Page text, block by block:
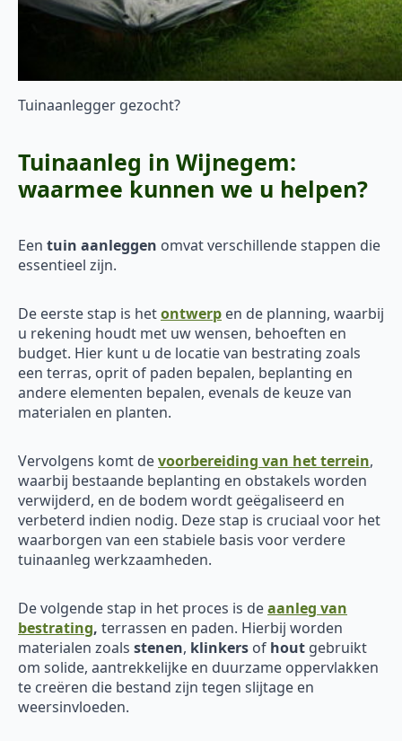
Tuinaanlegger gezocht?
Tuinaanleg in Wijnegem:
waarmee kunnen we u helpen?
Een tuin aanleggen omvat verschillende stappen die
essentieel zijn.
De eerste stap is hetontwerp en de planning, waarbij
u rekening houdt met uw wensen, behoeften en
budget. Hier kunt u de locatie van bestrating zoals
een terras, oprit of paden bepalen, beplanting en
andere elementen bepalen, evenals de keuze van
materialen en planten.
Vervolgens komt devoorbereiding van het terrein,
waarbij bestaande beplanting en obstakels worden
verwijderd, en de bodem wordt geëgaliseerd en
verbeterd indien nodig. Deze stap is cruciaal voor het
waarborgen van een stabiele basis voor verdere
tuinaanleg werkzaamheden.
De volgende stap in het proces is deaanleg van
bestrating, terrassen en paden. Hierbij worden
materialen zoals stenen, klinkers of hout gebruikt
om solide, aantrekkelijke en duurzame oppervlakken
te creëren die bestand zijn tegen slijtage en
weersinvloeden.